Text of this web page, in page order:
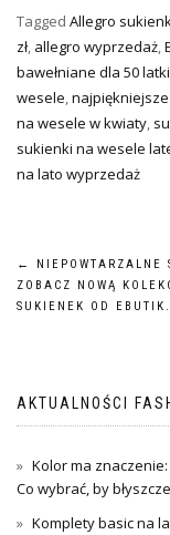
Tagged Allegro
zł, allegro wyprzedaż,
bawełniane dla 50 latki
wesele,
na wesele w kwiaty,
sukienki na wesele
na lato wyprzedaż
Nawigacja
wpisu
←
NIEPOWTARZALNE
ZOBACZ NOWĄ
SUKIENEK OD
AKTUALNOŚCI
Kolor ma
Co wybrać, by
Komplety basic na